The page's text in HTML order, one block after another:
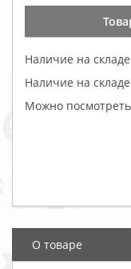
Наличие на
Наличие на
Можно
О товаре